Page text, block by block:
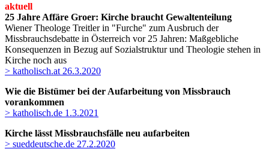
aktuell
25 Jahre Affäre Groer: Kirche braucht Gewaltenteilung
Wiener Theologe Treitler in "Furche" zum Ausbruch der
Missbrauchsdebatte in Österreich vor 25 Jahren: Maßgebliche
Konsequenzen in Bezug auf Sozialstruktur und Theologie stehen in
Kirche noch aus
> katholisch.at 26.3.2020
Wie die Bistümer bei der Aufarbeitung von Missbrauch
vorankommen
> katholisch.de 1.3.2021
Kirche lässt Missbrauchsfälle neu aufarbeiten
> sueddeutsche.de 27.2.2020